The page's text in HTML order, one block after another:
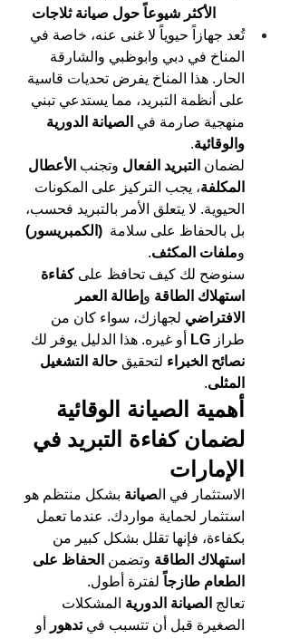
الأكثر شيوعاً حول صيانة ثلاجات
تُعد جهازاً حيوياً لا غنى عنه، خاصة في
المناخ في دبي وابوظبي والشارقة
الحار. هذا المناخ يفرض تحديات قاسية
على أنظمة التبريد، مما يستدعي تبني
منهجية صارمة في الصيانة الدورية
والوقائية.
لضمان التبريد الفعال وتجنب الأعطال
المكلفة، يجب التركيز على المكونات
الحيوية. لا يتعلق الأمر بالتبريد فحسب،
بل بالحفاظ على سلامة (الكمبريسور)
وملفات المكثف.
سنوضح لك كيف تحافظ على كفاءة
استهلاك الطاقة و إطالة العمر
الافتراضي لجهازك، سواء كان من
طراز LG
أو غيره. هذا الدليل يوفر لك
نصائح الخبراء لتحقيق حالة التشغيل
المثلى.
أهمية الصيانة الوقائية
لضمان كفاءة التبريد في
الإمارات
الاستثمار في الصيانة بشكل منتظم هو
استثمار لحماية مواردك. عندما تعمل
بكفاءة، فإنها تقلل بشكل كبير من
استهلاك الطاقة وتضمن الحفاظ على
الطعام طازجاً لفترة أطول.
تعالج الصيانة الدورية المشكلات
الصغيرة قبل أن تتسبب في تدهور أو